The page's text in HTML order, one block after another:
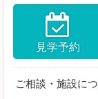
見学予約
ご相談・施設に